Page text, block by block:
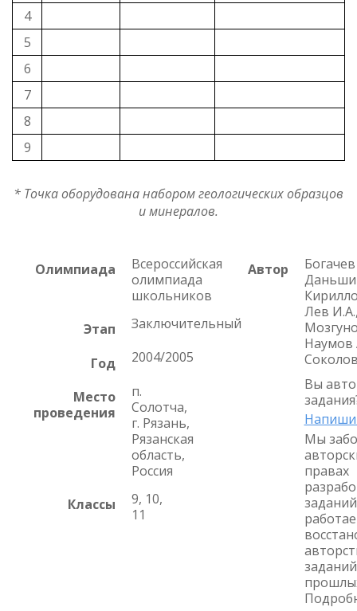
4
5
6
7
8
9
* Точка оборудована набором геологических образцов
и минералов.
Олимпиада
Всероссийская
олимпиада
школьников
Этап
Заключительный
Год 2004/2005
Место
проведения
п.
Солотча,
г. Рязань,
Рязанская
область,
Россия
Классы
9, 10,
11
Автор
Лев
Наумов
Вы
Мы
правах
заданий